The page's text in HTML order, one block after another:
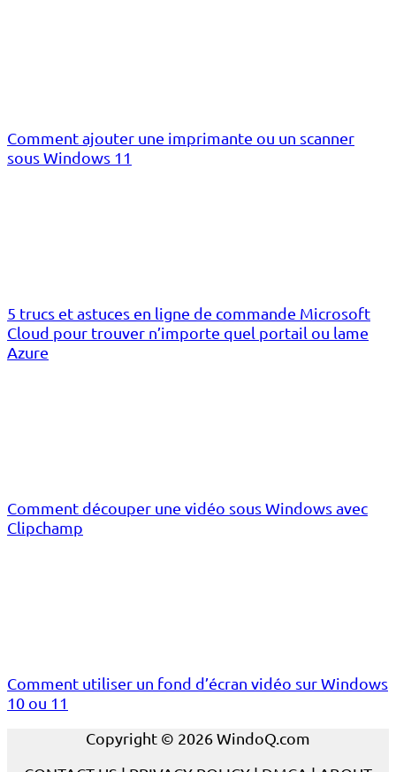
Comment ajouter une imprimante ou un scanner
sous Windows 11
5 trucs et astuces en ligne de commande Microsoft
Cloud pour trouver n’importe quel portail ou lame
Azure
Comment découper une vidéo sous Windows avec
Clipchamp
Comment utiliser un fond d’écran vidéo sur Windows
10 ou 11
Copyright © 2026 WindoQ.com